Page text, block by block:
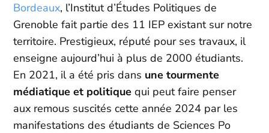
Bordeaux, l’Institut d’Études Politiques de
Grenoble fait partie des 11 IEP existant sur notre
territoire. Prestigieux, réputé pour ses travaux, il
enseigne aujourd’hui à plus de 2000 étudiants.
En 2021, il a été pris dans une tourmente
médiatique et politique qui peut faire penser
aux remous suscités cette année 2024 par les
manifestations des étudiants de Sciences Po